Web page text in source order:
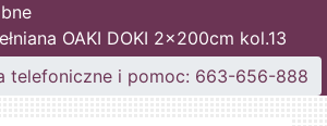
OAKI DOKI 2x200cm kol.13
telefoniczne i pomoc: 663-656-888